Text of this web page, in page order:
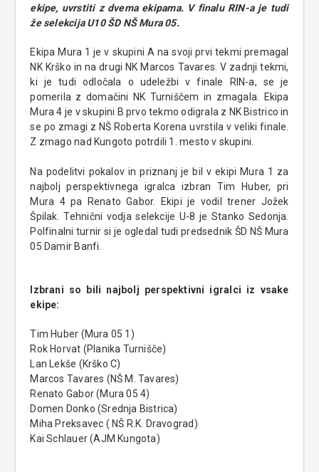
ekipe, uvrstiti z dvema ekipama. V finalu RIN-a je tudi
že selekcija U10 ŠD NŠ Mura 05.
Ekipa Mura 1 je v skupini A na svoji prvi tekmi premagal
NK Krško in na drugi NK Marcos Tavares. V zadnji tekmi,
ki je tudi odločala o udeležbi v finale RIN-a, se je
pomerila z domačini NK Turniščem in zmagala. Ekipa
Mura 4 je v skupini B prvo tekmo odigrala z NK Bistrico in
se po zmagi z NŠ Roberta Korena uvrstila v veliki finale.
Z zmago nad Kungoto potrdili 1. mesto v skupini.
Na podelitvi pokalov in priznanj je bil v ekipi Mura 1 za
najbolj perspektivnega igralca izbran Tim Huber, pri
Mura 4 pa Renato Gabor. Ekipi je vodil trener Jožek
Špilak. Tehnični vodja selekcije U-8 je Stanko Sedonja.
Polfinalni turnir si je ogledal tudi predsednik ŠD NŠ Mura
05 Damir Banfi.
Izbrani so bili najbolj perspektivni igralci iz vsake
ekipe:
Tim Huber (Mura 05 1)
Rok Horvat (Planika Turnišče)
Lan Lekše (Krško C)
Marcos Tavares (NŠ M. Tavares)
Renato Gabor (Mura 05 4)
Domen Donko (Srednja Bistrica)
Miha Preksavec ( NŠ R.K. Dravograd)
Kai Schlauer (AJM Kungota)